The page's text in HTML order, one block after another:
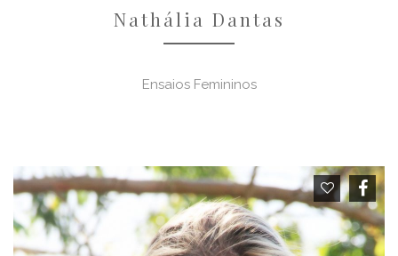
Nathália Dantas
Ensaios Femininos